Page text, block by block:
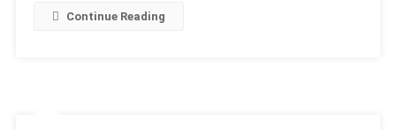
Continue Reading